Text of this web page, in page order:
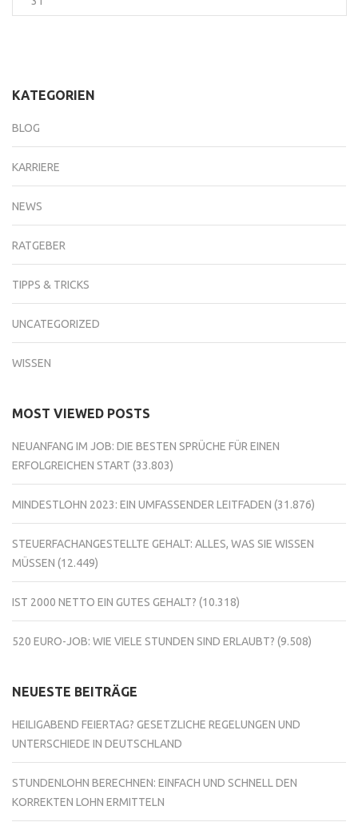
KATEGORIEN
BLOG
KARRIERE
NEWS
RATGEBER
TIPPS & TRICKS
UNCATEGORIZED
WISSEN
MOST VIEWED POSTS
NEUANFANG IM JOB: DIE BESTEN SPRÜCHE FÜR EINEN
ERFOLGREICHEN START (33.803)
MINDESTLOHN 2023: EIN UMFASSENDER LEITFADEN (31.876)
STEUERFACHANGESTELLTE GEHALT: ALLES, WAS SIE WISSEN
MÜSSEN (12.449)
IST 2000 NETTO EIN GUTES GEHALT? (10.318)
520 EURO-JOB: WIE VIELE STUNDEN SIND ERLAUBT? (9.508)
NEUESTE BEITRÄGE
HEILIGABEND FEIERTAG? GESETZLICHE REGELUNGEN UND
UNTERSCHIEDE IN DEUTSCHLAND
STUNDENLOHN BERECHNEN: EINFACH UND SCHNELL DEN
KORREKTEN LOHN ERMITTELN